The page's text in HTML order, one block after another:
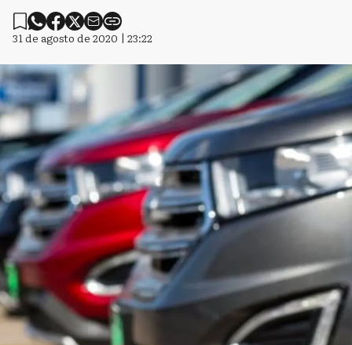
31 de agosto de 2020 | 23:22